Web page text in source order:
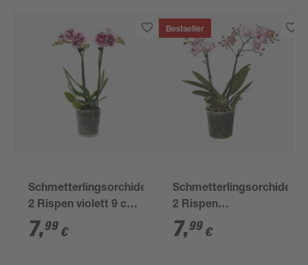
Schmetterlingsorchidee
2 Rispen violett 9 cm
Topf
7,99 €
Bestseller
Schmetterlingsorchidee
2 Rispen
verschiedene Sorten,
9 cm Topf
7,99 €